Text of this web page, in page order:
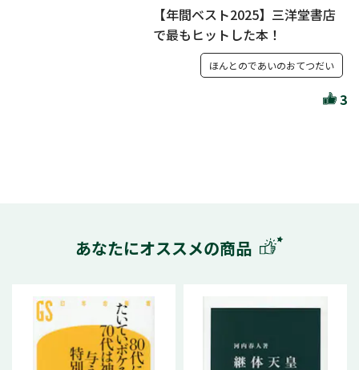
【年間ベスト2025】三洋堂書店
で最もヒットした本！
ほんとのであいのおてつだい
3
あなたにオススメの商品